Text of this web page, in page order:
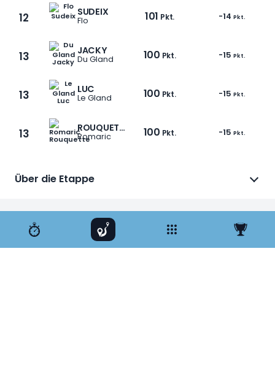
12 SUDEIX
Flo 101 Pkt. -14 Pkt.
13 JACKY
Du Gland 100 Pkt. -15 Pkt.
13 LUC
Le Gland 100 Pkt. -15 Pkt.
13 ROUQUETTE
Romaric 100 Pkt. -15 Pkt.
Über die Etappe